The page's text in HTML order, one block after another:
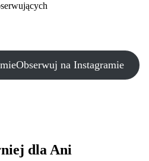
Obserwuj na Instagramie
dla Ani